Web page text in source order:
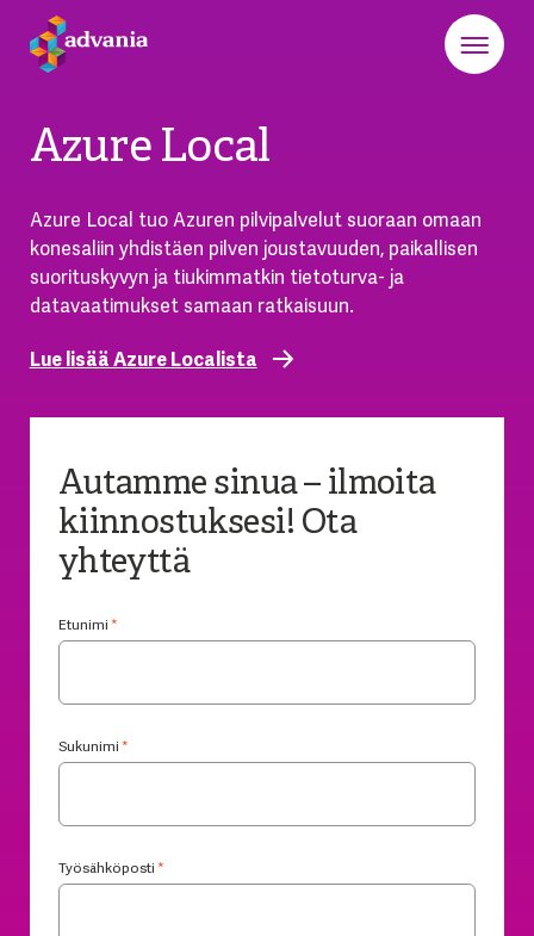
Azure Local
Azure Local tuo Azuren pilvipalvelut suoraan omaan
konesaliin yhdistäen pilven joustavuuden, paikallisen
suorituskyvyn ja tiukimmatkin tietoturva- ja
datavaatimukset samaan ratkaisuun.
Lue lisää Azure Localista
Autamme sinua – ilmoita
kiinnostuksesi! Ota
yhteyttä
Etunimi*
Sukunimi*
Työsähköposti*